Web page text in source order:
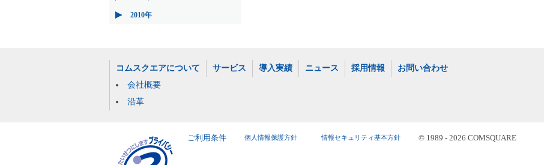
2010年
コムスクエアについて
会社概要
沿革
サービス 導入実績 ニュース 採用情報 お問い合わせ
ご利用条件 個人情報保護方針 情報セキュリティ基本方針 © 1989 - 2026 COMSQUARE